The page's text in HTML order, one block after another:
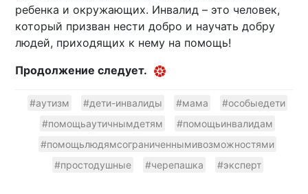
ребенка и окружающих. Инвалид – это человек,
который призван нести добро и научать добру
людей, приходящих к нему на помощь!
Продолжение следует.
#аутизм #дети-инвалиды #мама
#особыедети
#помощьаутичнымдетям
#помощьинвалидам
#помощьлюдямсограниченнымивозможностями
#простодушные
#черепашка #эксперт